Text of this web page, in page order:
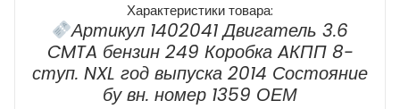
Характеристики товара:
Артикул 1402041 Двигатель 3.6
CMTA бензин 249 Коробка AКПП 8-
ступ. NXL год выпуска 2014 Состояние
бу вн. номер 1359 ОЕМ